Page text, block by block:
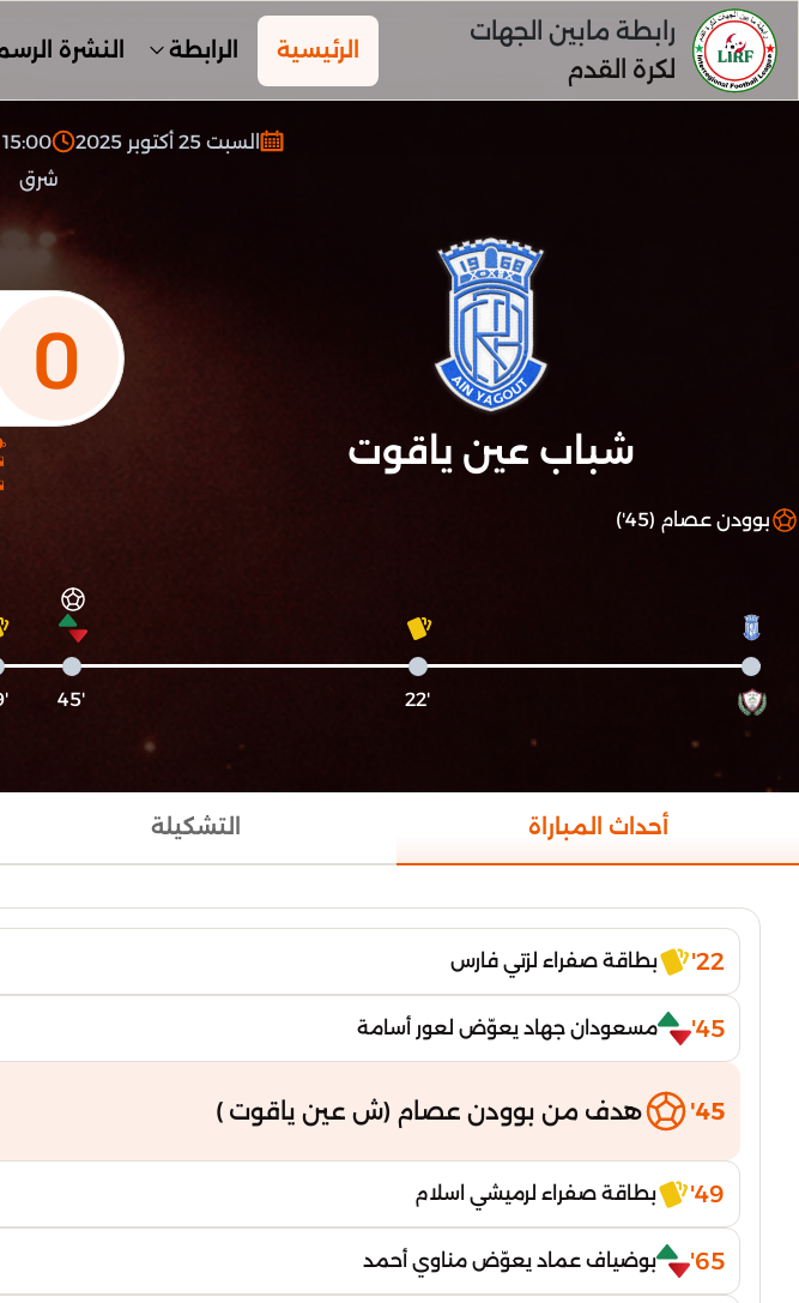
رابطة مابين الجهات
لكرة القدم
الرئيسية الرابطة النشرة
السبت 25 أكتوبر 2025 15:00
شرق
شباب عين ياقوت
0
بوودن عصام (45')
'22
'45
'49
أحداث المباراة التشكيلة
22' بطاقة صفراء لزتي فارس
45' مسعودان جهاد يعوّض لعور أسامة
45' هدف من بوودن عصام (ش عين ياقوت )
49' بطاقة صفراء لرميشي اسلام
65' بوضياف عماد يعوّض مناوي أحمد